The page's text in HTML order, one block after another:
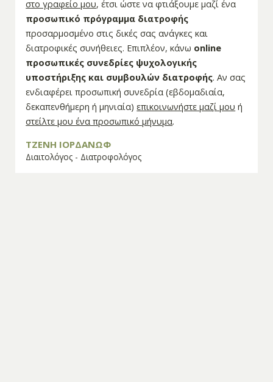
στο γραφείο μου, έτσι ώστε να φτιάξουμε μαζί ένα
προσωπικό πρόγραμμα διατροφής
προσαρμοσμένο στις δικές σας ανάγκες και
διατροφικές συνήθειες. Επιπλέον, κάνω online
προσωπικές συνεδρίες ψυχολογικής
υποστήριξης και συμβουλών διατροφής. Αν σας
ενδιαφέρει προσωπική συνεδρία (εβδομαδιαία,
δεκαπενθήμερη ή μηνιαία)επικοινωνήστε μαζί μου ή
στείλτε μου ένα προσωπικό μήνυμα.
ΤΖΕΝΗ ΙΟΡΔΑΝΩΦ
Διαιτολόγος - Διατροφολόγος